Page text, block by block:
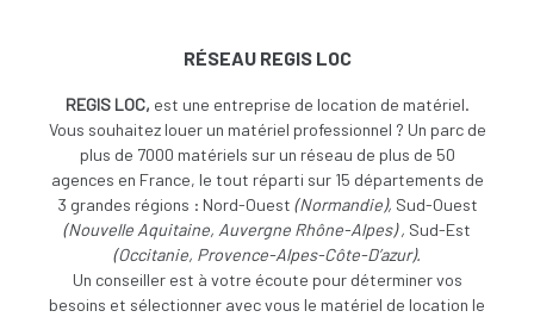
RÉSEAU REGIS LOC
REGIS LOC, est une entreprise de location de matériel.
Vous souhaitez louer un matériel professionnel ? Un parc de
plus de 7000 matériels sur un réseau de plus de 50
agences en France, le tout réparti sur 15 départements de
3 grandes régions : Nord-Ouest (Normandie), Sud-Ouest
(Nouvelle Aquitaine, Auvergne Rhône-Alpes) , Sud-Est
(Occitanie, Provence-Alpes-Côte-D’azur).
Un conseiller est à votre écoute pour déterminer vos
besoins et sélectionner avec vous le matériel de location le